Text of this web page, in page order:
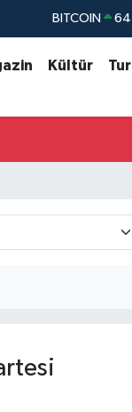
BITCOIN
STERLİN
Kültür